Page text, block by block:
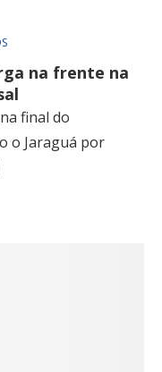
na frente na
final do
o Jaraguá por